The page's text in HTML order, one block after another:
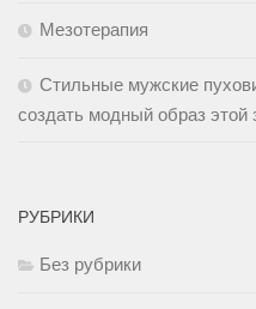
Мезотерапия
Стильные мужские
создать модный образ этой
РУБРИКИ
Без рубрики